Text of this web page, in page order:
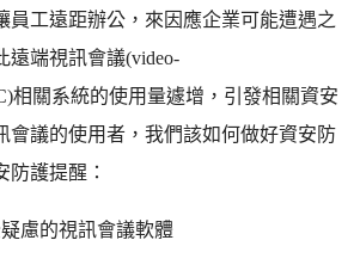
員工遠距辦公，來因應企業可能遭遇之
遠端視訊會議(video-
相關系統的使用量遽增，引發相關資安
會議的使用者，我們該如何做好資安防
防護提醒：
慮的視訊會議軟體